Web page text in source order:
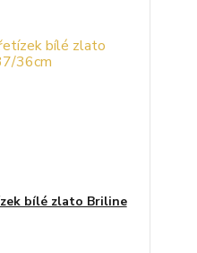
bílé zlato Briline